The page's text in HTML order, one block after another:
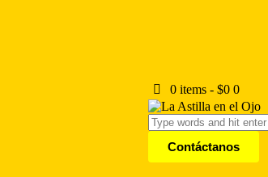
0 items- $0 0
Contáctanos